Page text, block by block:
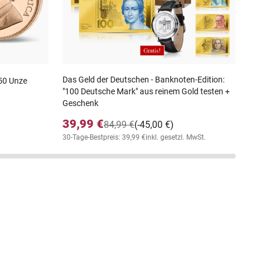
Unze
Das Geld der Deutschen - Banknoten-Edition:
"100 Deutsche Mark" aus reinem Gold testen +
Geschenk
39,99 € (-45,00 €)
84,99 €
30-Tage-Bestpreis: 39,99 €inkl. gesetzl. MwSt.